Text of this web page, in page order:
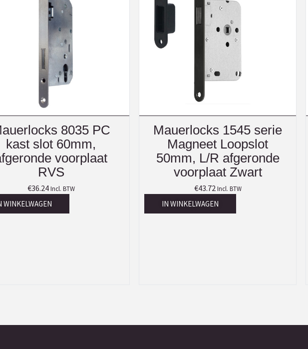
8035 PC
kast slot 60mm,
voorplaat
RVS
€36.24 Incl. BTW
WINKELWAGEN
Mauerlocks 1545 serie
Magneet Loopslot
50mm, L/R afgeronde
voorplaat Zwart
€43.72 Incl. BTW
IN WINKELWAGEN